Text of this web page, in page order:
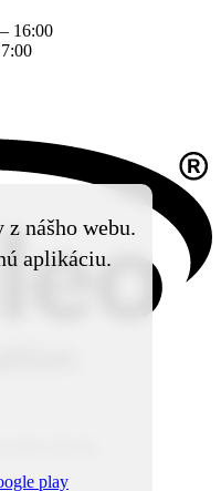
nášho webu.
aplikáciu.
16:00
468, 925 06